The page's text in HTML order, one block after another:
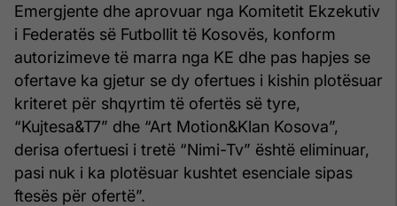
Emergjente dhe aprovuar nga Komitetit Ekzekutiv
i Federatës së Futbollit të Kosovës, konform
autorizimeve të marra nga KE dhe pas hapjes se
ofertave ka gjetur se dy ofertues i kishin plotësuar
kriteret për shqyrtim të ofertës së tyre,
“Kujtesa&T7” dhe “Art Motion&Klan Kosova”,
derisa ofertuesi i tretë “Nimi-Tv” është eliminuar,
pasi nuk i ka plotësuar kushtet esenciale sipas
ftesës për ofertë”.